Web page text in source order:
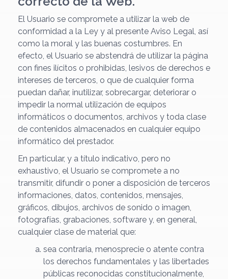
El Usuario se compromete a utilizar la web de
conformidad a la Ley y al presente Aviso Legal, así
como la moral y las buenas costumbres. En
efecto, el Usuario se abstendrá de utilizar la página
con fines ilícitos o prohibidas, lesivos de derechos e
intereses de terceros, o que de cualquier forma
puedan dañar, inutilizar, sobrecargar, deteriorar o
impedir la normal utilización de equipos
informáticos o documentos, archivos y toda clase
de contenidos almacenados en cualquier equipo
informático del prestador.
En particular, y a título indicativo, pero no
exhaustivo, el Usuario se compromete a no
transmitir, difundir o poner a disposición de terceros
informaciones, datos, contenidos, mensajes,
gráficos, dibujos, archivos de sonido o imagen,
fotografías, grabaciones, software y, en general,
cualquier clase de material que:
sea contraria, menosprecie o atente contra
los derechos fundamentales y las libertades
públicas reconocidas constitucionalmente,